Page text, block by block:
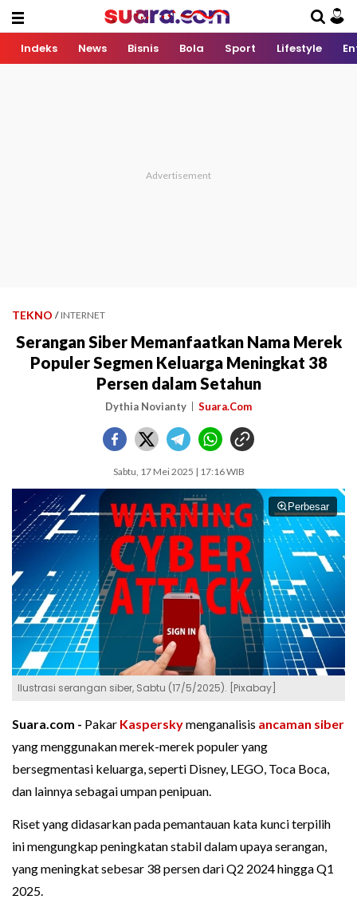
Indeks News Bisnis Bola Sport Lifestyle
TEKNO / INTERNET
Serangan Siber Memanfaatkan Nama Merek
Populer Segmen Keluarga Meningkat 38
Persen dalam Setahun
Dythia Novianty Suara.Com
Sabtu, 17 Mei 2025 | 17:16 WIB
Perbesar
Ilustrasi serangan siber, Sabtu (17/5/2025). [Pixabay]
Suara.com - Pakar Kasperskymenganalisis ancaman siber
yang menggunakan merek-merek populer yang
bersegmentasi keluarga, seperti Disney, LEGO, Toca Boca,
dan lainnya sebagai umpan penipuan.
Riset yang didasarkan pada pemantauan kata kunci terpilih
ini mengungkap peningkatan stabil dalam upaya serangan,
yang meningkat sebesar 38 persen dari Q2 2024 hingga Q1
2025.